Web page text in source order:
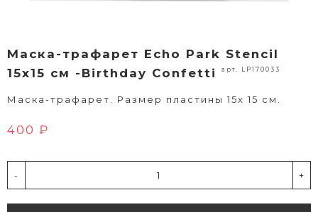
Маска-трафарет Echo Park Stencil
15х15 см -Birthday Confetti
арт. LP170033
Маска-трафарет. Размер пластины 15х 15 см.
400 ₽
- +